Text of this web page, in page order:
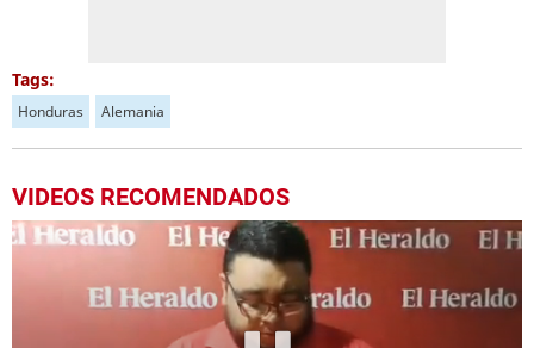
Tags:
Honduras Alemania
VIDEOS RECOMENDADOS